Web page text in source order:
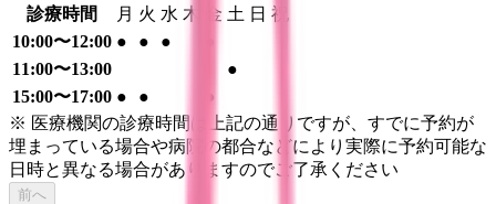
診療時間
月 火 水 木 金 土 日 祝
10:00〜12:00 ● ● ●
11:00〜13:00
●
15:00〜17:00 ● ●
●
※ 医療機関の診療時間は上記の通りですが、すでに予約が
埋まっている場合や病院の都合などにより実際に予約可能な
日時と異なる場合がありますのでご了承ください
前へ